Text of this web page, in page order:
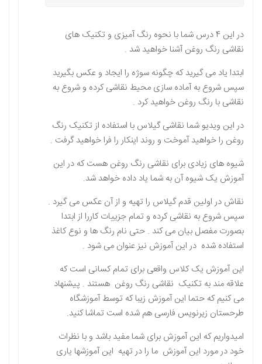
در این 4 درس شما با نحوه رنگ آمیزی و تکنیک های
نقاشی رنگ روغن آشنا خواهید شد .
ابتدا یاد می گیرید که چگونه سوژه را ایجاد و عکس بگیرید
سپس شروع به آماده سازی محیط نقاشی کرده و شروع به
نقاشی با رنگ روغن خواهید کرد .
در این ویدیو شما نقاشی گیلاس با استفاده از تکنیک رنگ
روغن را خواهید آموخت و روند اینکار را فرا خواهید گرفت .
شیوه های زیادی برای نقاشی رنگ روغن هست که در این
آموزش یک شیوه آن به شما یاد داده خواهد شد.
نقاش در اولین قدم گیلاس را تهیه و از آن عکس می گیرد .
سپس شروع به نقاشی کرده و تمام جزییات کاررا از ابتدا
بصورت مفصل بیان می کند . حتی نام رنگ ها و نوع کاغذ
استفاده شده در این آموزش نیز عنوان می شود .
این آموزش یک کلاس واقعی برای تمام کسانی است که
علاقه مند به تکنیک نقاشی رنگ روغن هستند . پیشنهاد
می کنیم که حتما این آموزش زیبا که توسط آموزشگاه
طرحستان زیرنویس فارسی هم شده است تماشا کنید.
امیدواریم که این آموزش برای شما مفید باشد و با نظرات
خود در مورد این آموزش ما را در تهیه این آموزشها یاری